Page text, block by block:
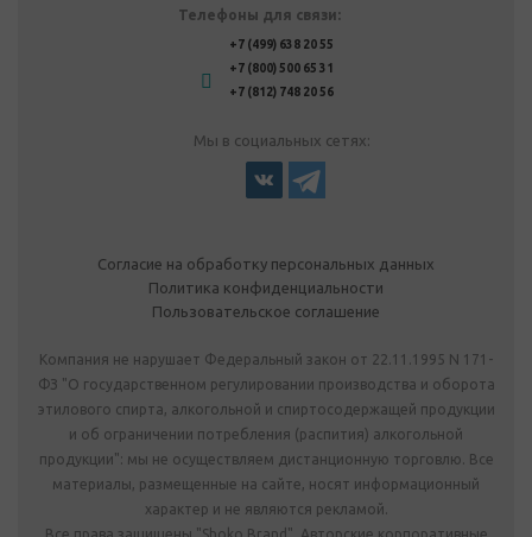
Телефоны для связи:
+7 (499) 638 20 55
+7 (800) 500 65 31
+7 (812) 748 20 56
Мы в социальных сетях:
Согласие на обработку персональных данных
Политика конфиденциальности
Пользовательское соглашение
Компания не нарушает Федеральный закон от 22.11.1995 N 171-
ФЗ "О государственном регулировании производства и оборота
этилового спирта, алкогольной и спиртосодержащей продукции
и об ограничении потребления (распития) алкогольной
продукции": мы не осуществляем дистанционную торговлю. Все
материалы, размещенные на сайте, носят информационный
характер и не являются рекламой.